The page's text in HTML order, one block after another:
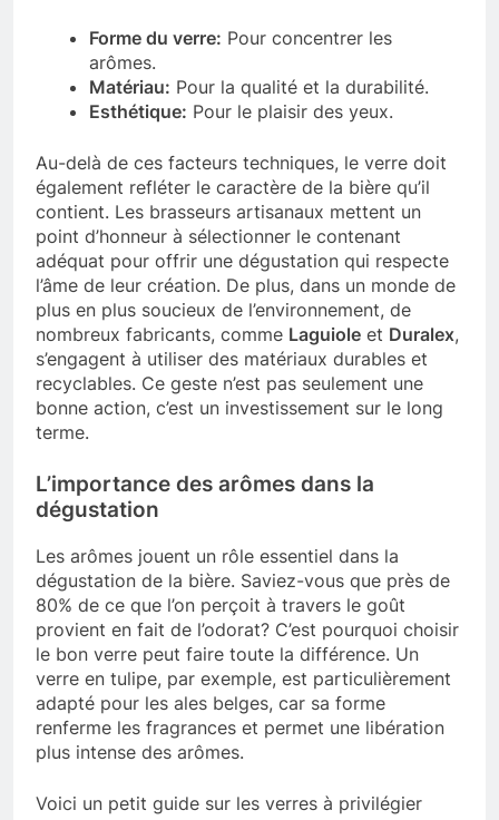
Forme du verre: Pour concentrer les
arômes.
Matériau: Pour la qualité et la durabilité.
Esthétique: Pour le plaisir des yeux.
Au-delà de ces facteurs techniques, le verre doit
également refléter le caractère de la bière qu’il
contient. Les brasseurs artisanaux mettent un
point d’honneur à sélectionner le contenant
adéquat pour offrir une dégustation qui respecte
l’âme de leur création. De plus, dans un monde de
plus en plus soucieux de l’environnement, de
nombreux fabricants, comme Laguiole et Duralex,
s’engagent à utiliser des matériaux durables et
recyclables. Ce geste n’est pas seulement une
bonne action, c’est un investissement sur le long
terme.
L’importance des arômes dans la
dégustation
Les arômes jouent un rôle essentiel dans la
dégustation de la bière. Saviez-vous que près de
80% de ce que l’on perçoit à travers le goût
provient en fait de l’odorat? C’est pourquoi choisir
le bon verre peut faire toute la différence. Un
verre en tulipe, par exemple, est particulièrement
adapté pour les ales belges, car sa forme
renferme les fragrances et permet une libération
plus intense des arômes.
Voici un petit guide sur les verres à privilégier